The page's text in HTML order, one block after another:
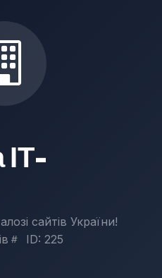
ІТ-
сайтів України!
ID: 225